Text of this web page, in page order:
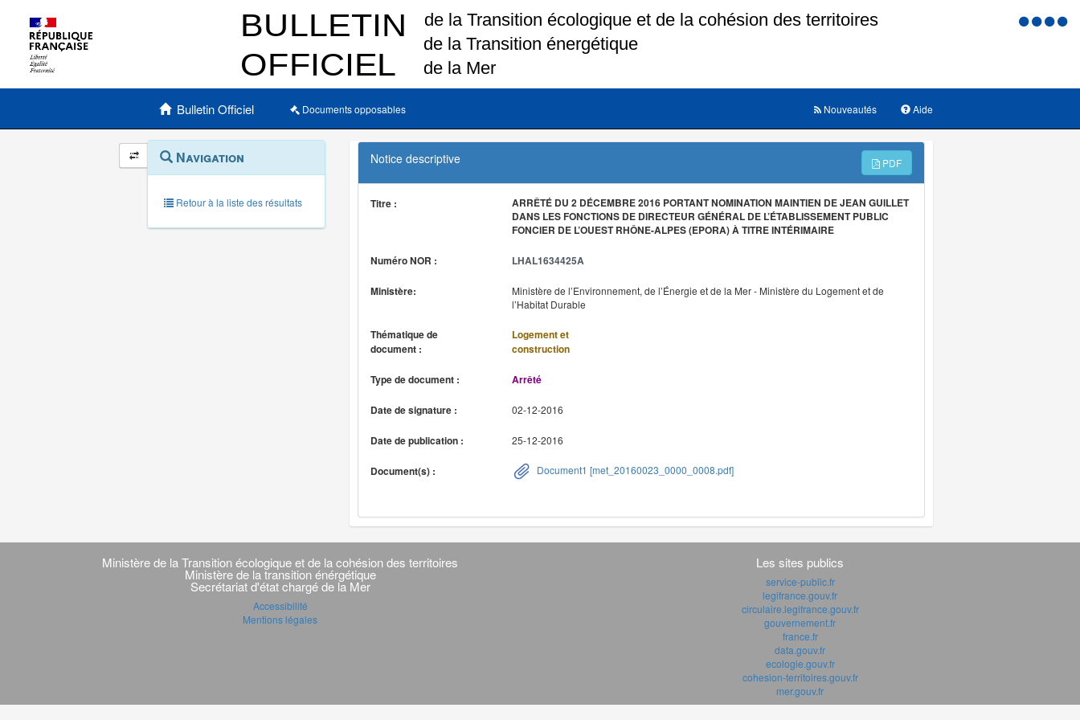
Menu
Menu principal
Bulletin Officiel Documents opposables Aide
Nouveautés
Navigation
et
outils
annexes
Menu
contextuel
Navigation
Retour à la liste des résultats
Notice descriptive PDF
Titre :
ARRÊTÉ DU 2 DÉCEMBRE 2016 PORTANT NOMINATION MAINTIEN DE JEAN GUILLET
DANS LES FONCTIONS DE DIRECTEUR GÉNÉRAL DE L’ÉTABLISSEMENT PUBLIC
FONCIER DE L’OUEST RHÔNE-ALPES (EPORA) À TITRE INTÉRIMAIRE
Numéro NOR : LHAL1634425A
Ministère:
Ministère de l’Environnement, de l’Énergie et de la Mer - Ministère du Logement et de
l’Habitat Durable
Thématique de
document :
Logement et
construction
Type de document : Arrêté
Date de signature : 02-12-2016
Date de publication : 25-12-2016
Document(s) : Document1 [met_20160023_0000_0008.pdf]
Navigation
transverseMinistère de la Transition écologique et de la cohésion des territoires
Ministère de la transition énérgétique
Secrétariat d'état chargé de la Mer
Accessibilité
Mentions légales
Les sites publics
service-public.fr
legifrance.gouv.fr
circulaire.legifrance.gouv.fr
gouvernement.fr
france.fr
data.gouv.fr
ecologie.gouv.fr
cohesion-territoires.gouv.fr
mer.gouv.fr